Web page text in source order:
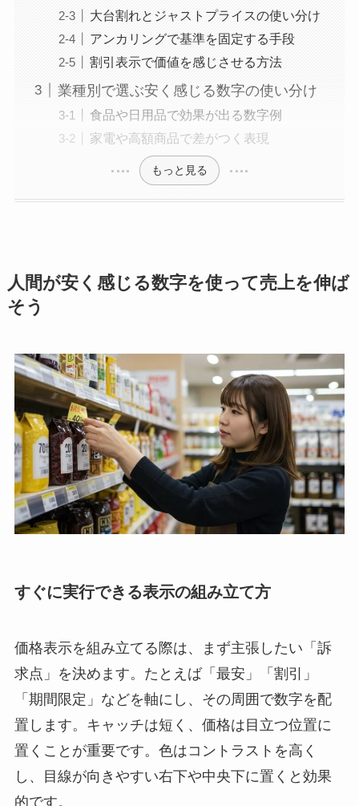
大台割れとジャストプライスの使い分け
アンカリングで基準を固定する手段
割引表示で価値を感じさせる方法
業種別で選ぶ安く感じる数字の使い分け
食品や日用品で効果が出る数字例
家電や高額商品で差がつく表現
もっと見る
人間が安く感じる数字を使って売上を伸ば
そう
すぐに実行できる表示の組み立て方
価格表示を組み立てる際は、まず主張したい「訴
求点」を決めます。たとえば「最安」「割引」
「期間限定」などを軸にし、その周囲で数字を配
置します。キャッチは短く、価格は目立つ位置に
置くことが重要です。色はコントラストを高く
し、目線が向きやすい右下や中央下に置くと効果
的です。